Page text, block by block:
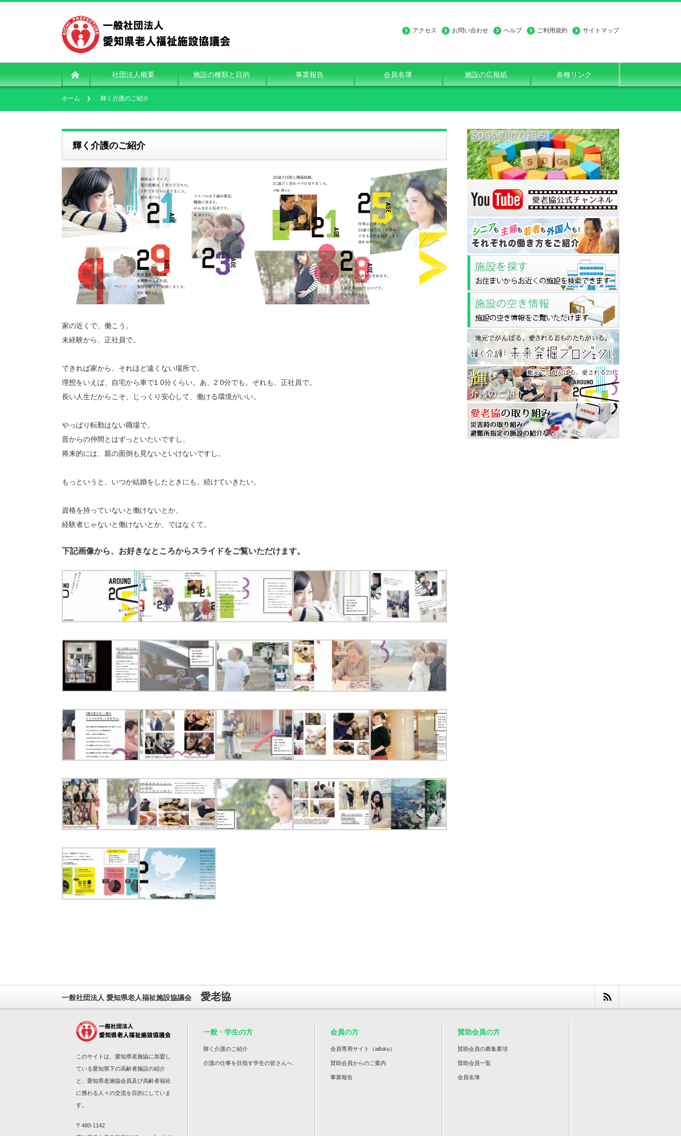
アクセス お問い合わせ ヘルプ ご利用規約 サイトマップ
社団法人概要 施設の種類と目的 事業報告 会員名簿 施設の広報紙 各種リンク
ホーム 輝く介護のご紹介
輝く介護のご紹介
家の近くで、働こう。
未経験から、正社員で。
できれば家から、それほど遠くない場所で。
理想をいえば、自宅から車で1 0分くらい。あ、2 0分でも。ぞれも、正社員で。
長い人生だからこそ、じっくり安心して、働ける環境がいい。
やっぱり転勤はない職場で。
昔からの仲間とはずっといたいですし、
将来的には、親の面倒も見ないといけないですし。
もっというと、いつか結婚をしたときにも、続けていきたい。
資格を持っていないと働けないとか、
経験者じゃないと働けないとか、ではなくて。
下記画像から、お好きなところからスライドをご覧いただけます。
一般社団法人 愛知県老人福祉施設協議会 愛老協
このサイトは、愛知県老施協に加盟し
ている愛知県下の高齢者施設の紹介
と、愛知県老施協会員及び高齢者福祉
に携わる人々の交流を目的にしていま
す。
〒480-1142
一般・学生の方
輝く介護のご紹介
介護の仕事を目指す学生の皆さんへ
会員の方
会員専用サイト（aifuku）
賛助会員からのご案内
事業報告
賛助会員の方
賛助会員の募集要項
賛助会員一覧
会員名簿